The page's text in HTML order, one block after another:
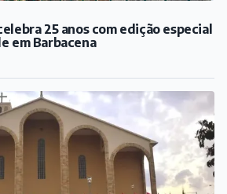
25 anos com edição especial
em Barbacena